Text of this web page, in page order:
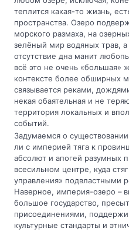
теплится какая-то жизнь,
пространства. Озеро
морского размаха, на
зелёный мир водяных трав,
отсутствие дна манит
всё это не очень «большая»
контексте более обширных
связывается реками,
некая обаятельная и не
территория локальных и
событий.
Задумаемся о
ли с империей тяга к
абсолют и апогей разумных
всесильном центре, куда
управления» подвластными
Наверное, империя-озеро –
большое государство,
присоединениями,
культурные стандарты и